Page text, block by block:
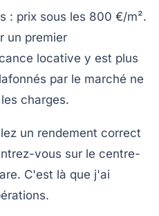
: prix sous les 800 €/m².
un premier
locative y est plus
par le marché ne
charges.
un rendement correct
vous sur le centre-
C'est là que j'ai